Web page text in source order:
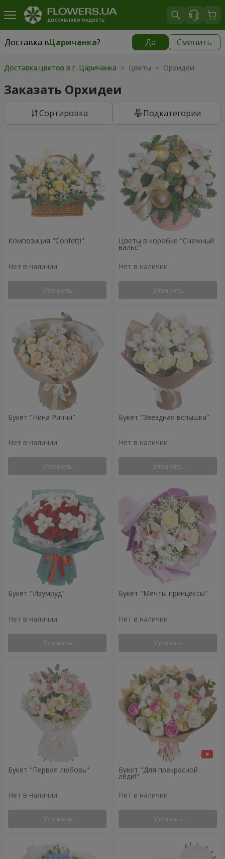
Доставка вЦаричанка? Да Сменить
Доставка вЦаричанка|
Доставка цветов в г. Царичанка > Цветы > Орхидеи
Заказать Орхидеи
Cортировка Подкатегории
Композиция "Confetti"
Нет в наличии
Уточнить
Цветы в коробке "Снежный
вальс"
Нет в наличии
Уточнить
Букет "Нина Риччи"
Нет в наличии
Уточнить
Букет "Звездная вспышка"
Нет в наличии
Уточнить
Букет "Изумруд"
Нет в наличии
Уточнить
Букет "Мечты принцессы"
Нет в наличии
Уточнить
Букет "Первая любовь"
Нет в наличии
Уточнить
Букет "Для прекрасной
леди!"
Нет в наличии
Уточнить